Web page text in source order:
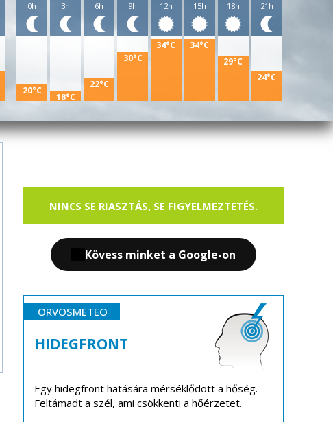
0h
20°C
3h
18°C
6h
22°C
9h
30°C
12h
34°C
15h
34°C
18h
29°C
21h
24°C
NINCS SE RIASZTÁS, SE FIGYELMEZTETÉS.
Kövess minket a Google-on
ORVOSMETEO
HIDEGFRONT
Egy hidegfront hatására mérséklődött a hőség.
Feltámadt a szél, ami csökkenti a hőérzetet.